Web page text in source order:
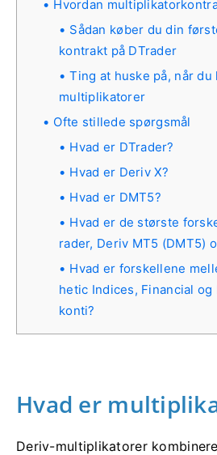
Hvordan
Sådan køber du din
kontrakt på DTrader
Ting at huske på, når du
multiplikatorer
Ofte stillede spørgsmål
Hvad er DTrader?
Hvad er Deriv X?
Hvad er DMT5?
Hvad er de største
rader, Deriv MT5 (DMT5)
Hvad er forskellene
hetic Indices, Financial og
konti?
Hvad er
Deriv-multiplikatorer